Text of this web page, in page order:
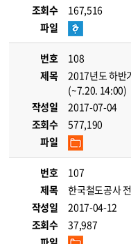
조회수
167,516
파일
번호
108
제목
2017년도 하반
(~7.20. 14:00)
작성일
2017-07-04
조회수
577,190
파일
번호
107
제목
한국철도공사
작성일
2017-04-12
조회수
37,987